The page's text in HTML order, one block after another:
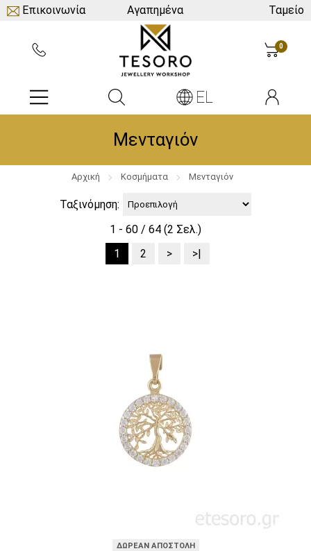
Επικοινωνία Αγαπημένα Ταμείο
0
EL
Μενταγιόν
Αρχική Κοσμήματα Μενταγιόν
Ταξινόμηση:
1 - 60 / 64 (2 Σελ.)
1
2 > >|
ΔΩΡΕΑΝ ΑΠΟΣΤΟΛΗ